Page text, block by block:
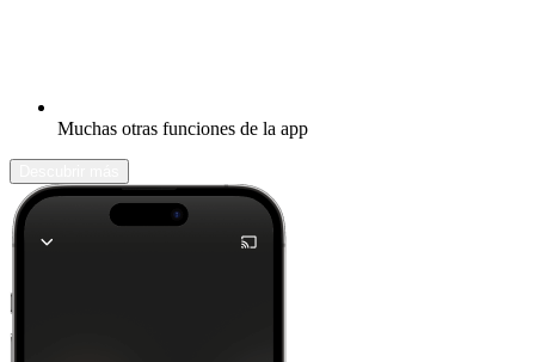
Muchas otras funciones de la app